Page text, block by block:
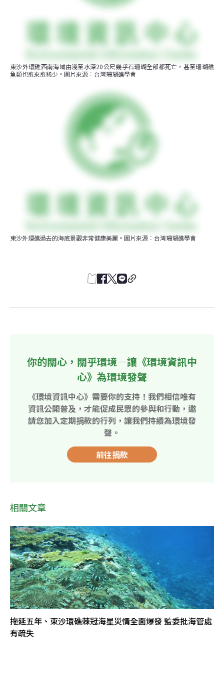
東沙外環礁西南海域由淺至水深20公尺幾乎石珊瑚全部都死亡，甚至珊瑚礁
魚類也愈來愈稀少。圖片來源︰台灣珊瑚礁學會
東沙外環礁過去的海底景觀非常健康美麗。圖片來源︰台灣珊瑚礁學會
你的關心，關乎環境—讓《環境資訊中
心》為環境發聲
《環境資訊中心》需要你的支持！我們相信唯有
資訊公開普及，才能促成民眾的參與和行動，邀
請您加入定期捐款的行列，讓我們持續為環境發
聲。
前往捐款
相關文章
拖延五年、東沙環礁棘冠海星災情全面爆發 監委批海管處
有疏失